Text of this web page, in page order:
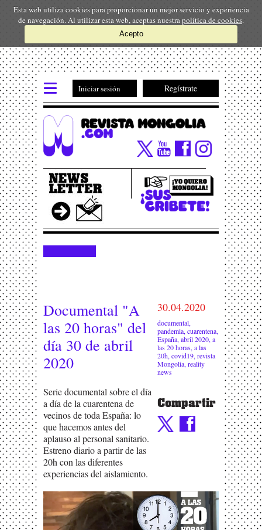
Esta web utiliza cookies para proporcionar un mejor servicio y experiencia
de navegación. Al utilizar esta web, aceptas nuestra política de cookies.
Acepto
Iniciar sesión Regístrate
Documental "A
las 20 horas" del
día 30 de abril
2020
Serie documental sobre el día
a día de la cuarentena de
vecinos de toda España: lo
que hacemos antes del
aplauso al personal sanitario.
Estreno diario a partir de las
20h con las diferentes
experiencias del aislamiento.
30.04.2020
documental,
pandemia, cuarentena,
España, abril 2020, a
las 20 horas, a las
20h, covid19, revista
Mongolia, reality
news
Compartir